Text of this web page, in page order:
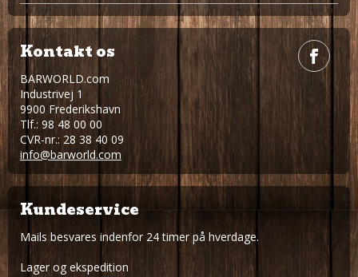
Kontakt os
BARWORLD.com
Industrivej 1
9900 Frederikshavn
Tlf.: 98 48 00 00
CVR-nr.: 28 38 40 09
info@barworld.com
Kundeservice
Mails besvares indenfor 24 timer på hverdage.
Lager og ekspedition